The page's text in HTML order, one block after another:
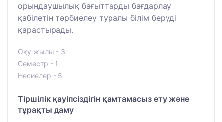
орындаушылық бағыттарды бағдарлау
қабілетін тәрбиелеу туралы білім беруді
қарастырады.
Оқу жылы - 3
Семестр - 1
Несиелер - 5
Тіршілік қауіпсіздігін қамтамасыз ету және
тұрақты даму